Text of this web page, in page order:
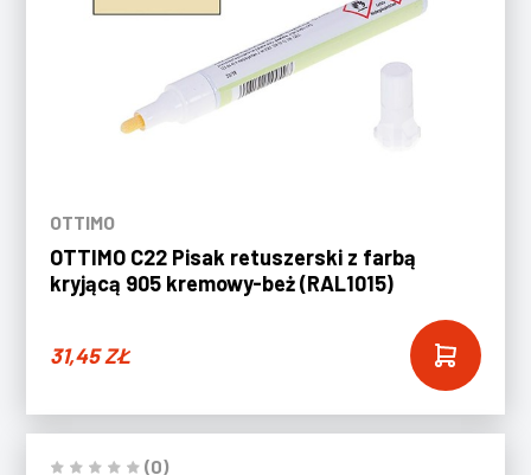
OTTIMO
OTTIMO C22 Pisak retuszerski z farbą
kryjącą 905 kremowy-beż (RAL1015)
31,45ZŁ
(0)